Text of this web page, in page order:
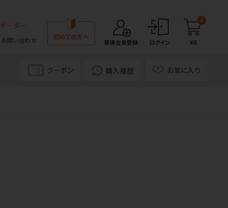
ーダー
お問い合わせ 初めての方へ
新規会員登録 ログイン
0
¥0
クーポン 購入履歴 お気に入り